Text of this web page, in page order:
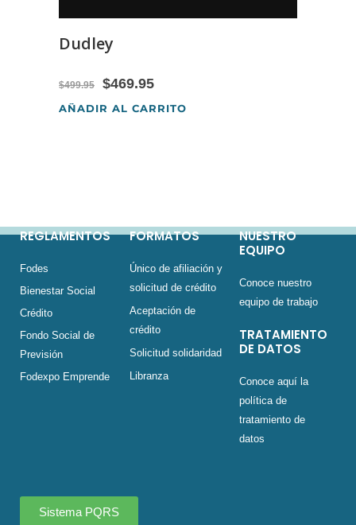
Dudley
$499.95 $469.95
AÑADIR AL CARRITO
REGLAMENTOS
Fodes
Bienestar Social
Crédito
Fondo Social de
Previsión
Fodexpo Emprende
FORMATOS
Único de afiliación y
solicitud de crédito
Aceptación de
crédito
Solicitud solidaridad
Libranza
NUESTRO
EQUIPO
Conoce nuestro
equipo de trabajo
TRATAMIENTO
DE DATOS
Conoce aquí la
política de
tratamiento de
datos
Sistema PQRS